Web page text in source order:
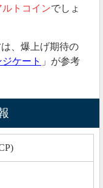
トコインでしょ
、爆上げ期待の
ジケート 」が参考